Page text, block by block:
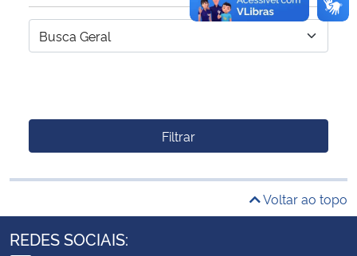
Filtrar
Voltar ao topo
REDES SOCIAIS: